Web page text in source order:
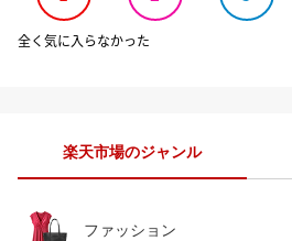
全く気に入らなかった
楽天市場のジャンル
ファッション